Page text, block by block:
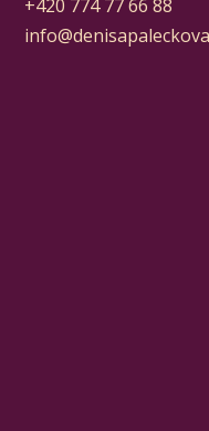
+420 774 77 66 88